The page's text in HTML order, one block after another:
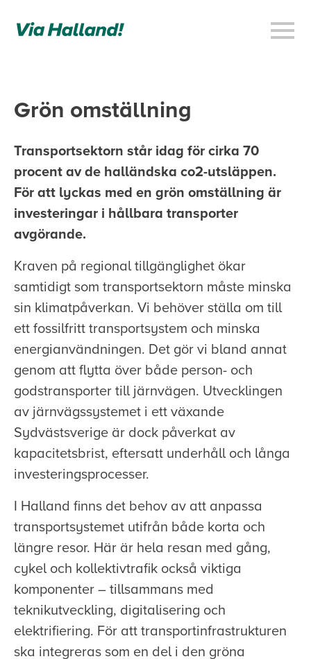
Utvecklingsområden
Våra prioriteringar
Kontakta oss
Grön omställning
Transportsektorn står idag för cirka 70
procent av de halländska co2-utsläppen.
För att lyckas med en grön omställning är
investeringar i hållbara transporter
avgörande.
Kraven på regional tillgänglighet ökar
samtidigt som transportsektorn måste minska
sin klimatpåverkan. Vi behöver ställa om till
ett fossilfritt transportsystem och minska
energianvändningen. Det gör vi bland annat
genom att flytta över både person- och
godstransporter till järnvägen. Utvecklingen
av järnvägssystemet i ett växande
Sydvästsverige är dock påverkat av
kapacitetsbrist, eftersatt underhåll och långa
investeringsprocesser.
I Halland finns det behov av att anpassa
transportsystemet utifrån både korta och
längre resor. Här är hela resan med gång,
cykel och kollektivtrafik också viktiga
komponenter – tillsammans med
teknikutveckling, digitalisering och
elektrifiering. För att transportinfrastrukturen
ska integreras som en del i den gröna